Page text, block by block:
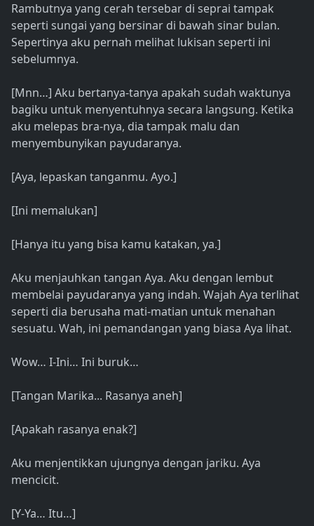
Rambutnya yang cerah tersebar di seprai tampak
seperti sungai yang bersinar di bawah sinar bulan.
Sepertinya aku pernah melihat lukisan seperti ini
sebelumnya.
[Mnn…] Aku bertanya-tanya apakah sudah waktunya
bagiku untuk menyentuhnya secara langsung. Ketika
aku melepas bra-nya, dia tampak malu dan
menyembunyikan payudaranya.
[Aya, lepaskan tanganmu. Ayo.]
[Ini memalukan]
[Hanya itu yang bisa kamu katakan, ya.]
Aku menjauhkan tangan Aya. Aku dengan lembut
membelai payudaranya yang indah. Wajah Aya terlihat
seperti dia berusaha mati-matian untuk menahan
sesuatu. Wah, ini pemandangan yang biasa Aya lihat.
Wow… I-Ini… Ini buruk…
[Tangan Marika... Rasanya aneh]
[Apakah rasanya enak?]
Aku menjentikkan ujungnya dengan jariku. Aya
mencicit.
[Y-Ya… Itu…]